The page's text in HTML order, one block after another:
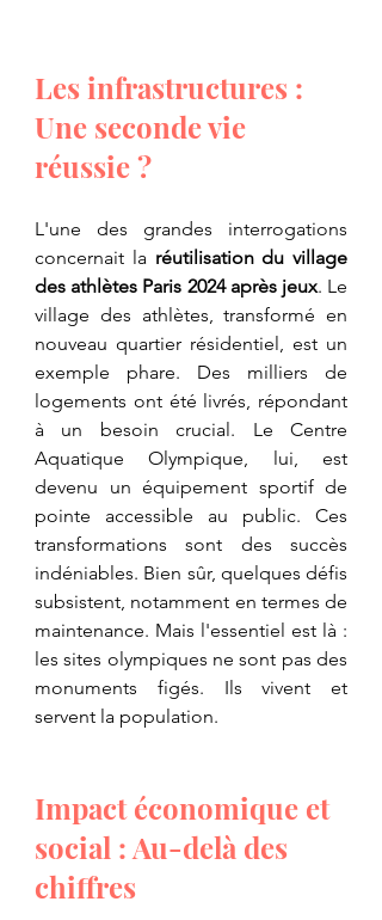
Les infrastructures :
Une seconde vie
réussie ?
L'une des grandes interrogations
concernait la réutilisation du village
des athlètes Paris 2024 après jeux. Le
village des athlètes, transformé en
nouveau quartier résidentiel, est un
exemple phare. Des milliers de
logements ont été livrés, répondant
à un besoin crucial. Le Centre
Aquatique Olympique, lui, est
devenu un équipement sportif de
pointe accessible au public. Ces
transformations sont des succès
indéniables. Bien sûr, quelques défis
subsistent, notamment en termes de
maintenance. Mais l'essentiel est là :
les sites olympiques ne sont pas des
monuments figés. Ils vivent et
servent la population.
Impact économique et
social : Au-delà des
chiffres